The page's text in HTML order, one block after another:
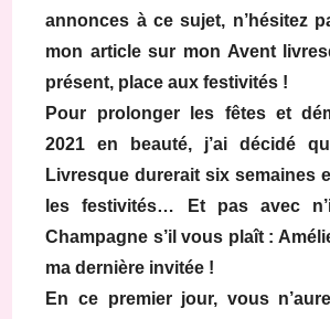
annonces à ce sujet, n’hésitez
mon article sur mon Avent
présent, place aux festivités !
Pour prolonger les fêtes et
2021 en beauté, j’ai décidé
Livresque durerait six semaines
les festivités… Et pas avec
Champagne s’il vous plaît :
ma dernière invitée !
En ce premier jour, vous